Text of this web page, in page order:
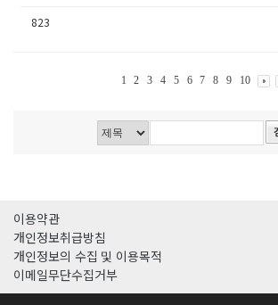
823
1 2 3 4 5 6 7 8 9 10
이용약관
개인정보취급방침
개인정보의 수집 및 이용목적
이메일무단수집거부